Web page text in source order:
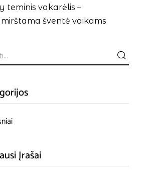
teminis vakarėlis –
šventė vaikams
Įrašai